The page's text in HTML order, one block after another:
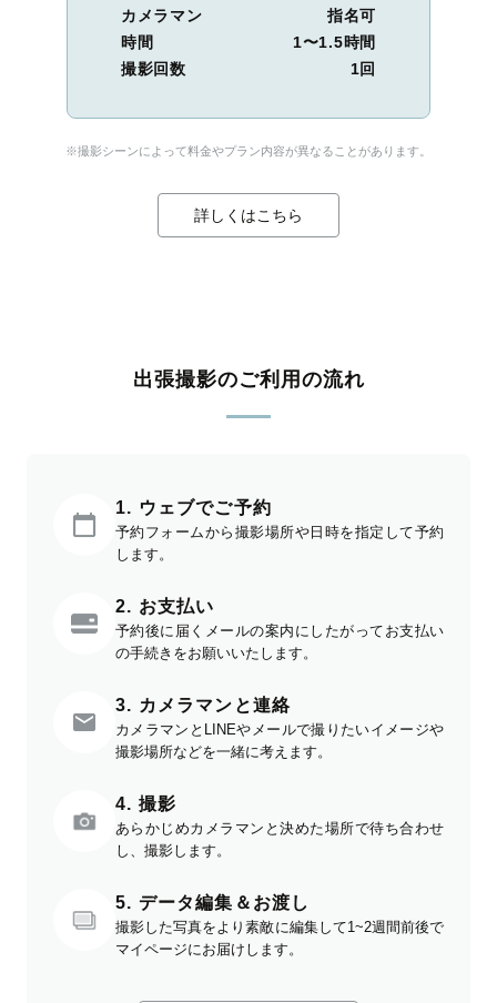
カメラマン
指名可
時間
1〜1.5時間
撮影回数
1回
※撮影シーンによって料金やプラン内容が異なることがあります。
詳しくはこちら
出張撮影のご利用の流れ
1. ウェブでご予約
予約フォームから撮影場所や日時を指定して予約
します。
2. お支払い
予約後に届くメールの案内にしたがってお支払い
の手続きをお願いいたします。
3. カメラマンと連絡
カメラマンとLINEやメールで撮りたいイメージや
撮影場所などを一緒に考えます。
4. 撮影
あらかじめカメラマンと決めた場所で待ち合わせ
し、撮影します。
5. データ編集＆お渡し
撮影した写真をより素敵に編集して1~2週間前後で
マイページにお届けします。